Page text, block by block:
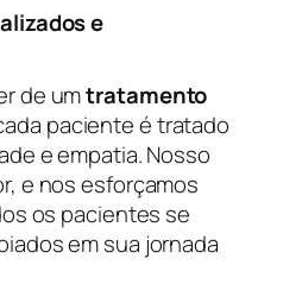
e
de umtratamento
paciente é tratado
e empatia. Nosso
e nos esforçamos
os pacientes se
em sua jornada